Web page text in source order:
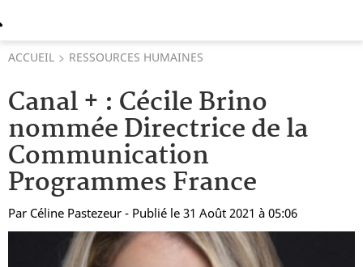
ACCUEIL RESSOURCES HUMAINES
Canal + : Cécile Brino
nommée Directrice de la
Communication
Programmes France
Par Céline Pastezeur - Publié le 31 Août 2021 à 05:06